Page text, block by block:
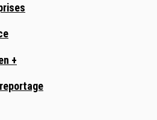
+